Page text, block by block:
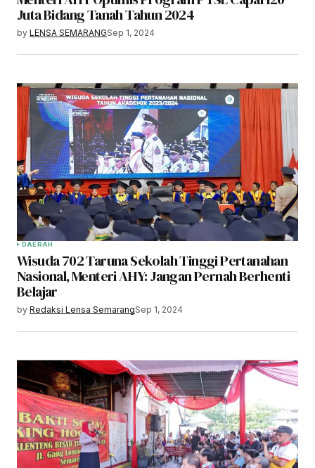
Juta Bidang Tanah Tahun 2024
by LENSA SEMARANGSep 1, 2024
DAERAH
Wisuda 702 Taruna Sekolah Tinggi Pertanahan
Nasional, Menteri AHY: Jangan Pernah Berhenti
Belajar
by Redaksi Lensa SemarangSep 1, 2024